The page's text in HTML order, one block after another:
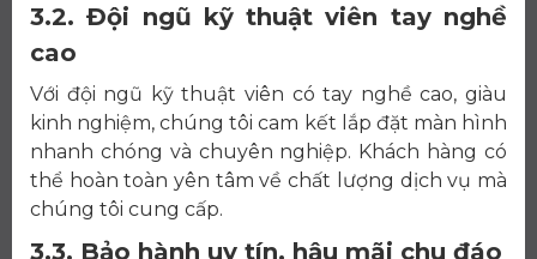
3.2. Đội ngũ kỹ thuật viên tay nghề
cao
Với đội ngũ kỹ thuật viên có tay nghề cao, giàu
kinh nghiệm, chúng tôi cam kết lắp đặt màn hình
nhanh chóng và chuyên nghiệp. Khách hàng có
thể hoàn toàn yên tâm về chất lượng dịch vụ mà
chúng tôi cung cấp.
3.3. Bảo hành uy tín, hậu mãi chu đáo